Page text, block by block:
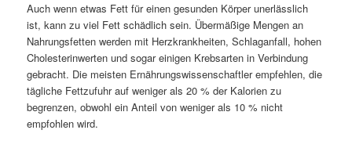
Auch wenn etwas Fett für einen gesunden Körper unerlässlich
ist, kann zu viel Fett schädlich sein. Übermäßige Mengen an
Nahrungsfetten werden mit Herzkrankheiten, Schlaganfall, hohen
Cholesterinwerten und sogar einigen Krebsarten in Verbindung
gebracht. Die meisten Ernährungswissenschaftler empfehlen, die
tägliche Fettzufuhr auf weniger als 20 % der Kalorien zu
begrenzen, obwohl ein Anteil von weniger als 10 % nicht
empfohlen wird.